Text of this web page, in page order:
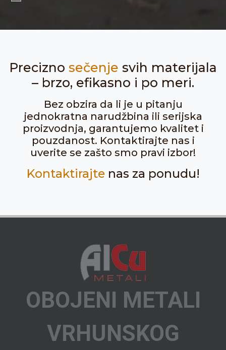
Precizno sečenje svih materijala
– brzo, efikasno i po meri.
Bez obzira da li je u pitanju
jednokratna narudžbina ili serijska
proizvodnja, garantujemo kvalitet i
pouzdanost. Kontaktirajte nas i
uverite se zašto smo pravi izbor!
Kontaktirajtenas za ponudu!
OBOJENI METALI
VRHUNSKOG